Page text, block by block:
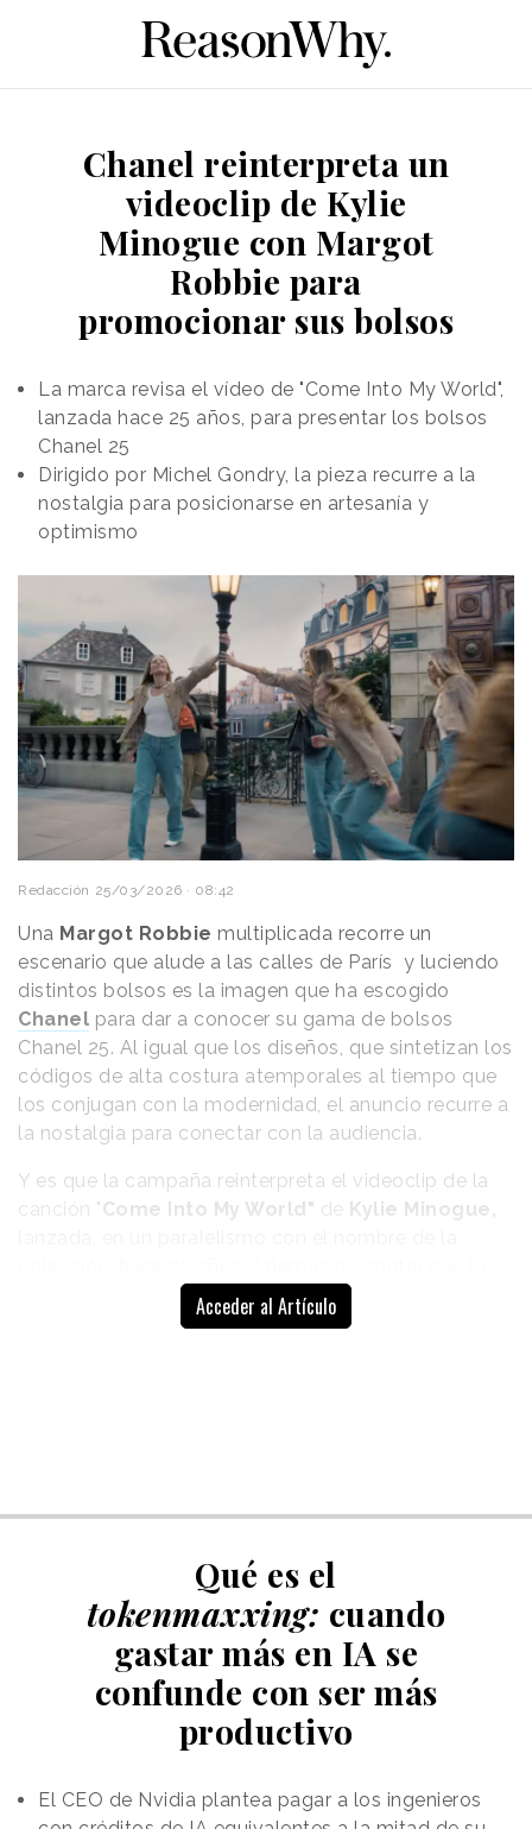
Chanel reinterpreta un
videoclip de Kylie
Minogue con Margot
Robbie para
promocionar sus bolsos
La marca revisa el vídeo de "Come Into My World",
lanzada hace 25 años, para presentar los bolsos
Chanel 25
Dirigido por Michel Gondry, la pieza recurre a la
nostalgia para posicionarse en artesanía y
optimismo
Redacción 25/03/2026 · 08:42
Una Margot Robbie multiplicada recorre un
escenario que alude a las calles de París y luciendo
distintos bolsos es la imagen que ha escogido
Chanel para dar a conocer su gama de bolsos
Chanel 25. Al igual que los diseños, que sintetizan los
códigos de alta costura atemporales al tiempo que
los conjugan con la modernidad, el anuncio recurre a
la nostalgia para conectar con la audiencia.
Y es que la campaña reinterpreta el videoclip de la
canción "Come Into My World" de
Kylie Minogue,
presencia de la propia cantante en la pieza, la marca
también ha colaborado con el director
recorriendo, en varias versiones de sí misma, una
estudio de Los Ángeles. Margot Robbie interactúa
con distintos elementos y personas, siempre
luciendo el mismo atuendo y los bolsos de la marca
en distintos colores y tamaños. Con ello, Chanel
integra sus diseños en la vida moderna y en la rutina
Acceder al Artículo
Qué es el
tokenmaxxing: cuando
gastar más en IA se
confunde con ser más
productivo
El CEO de Nvidia plantea pagar a los ingenieros